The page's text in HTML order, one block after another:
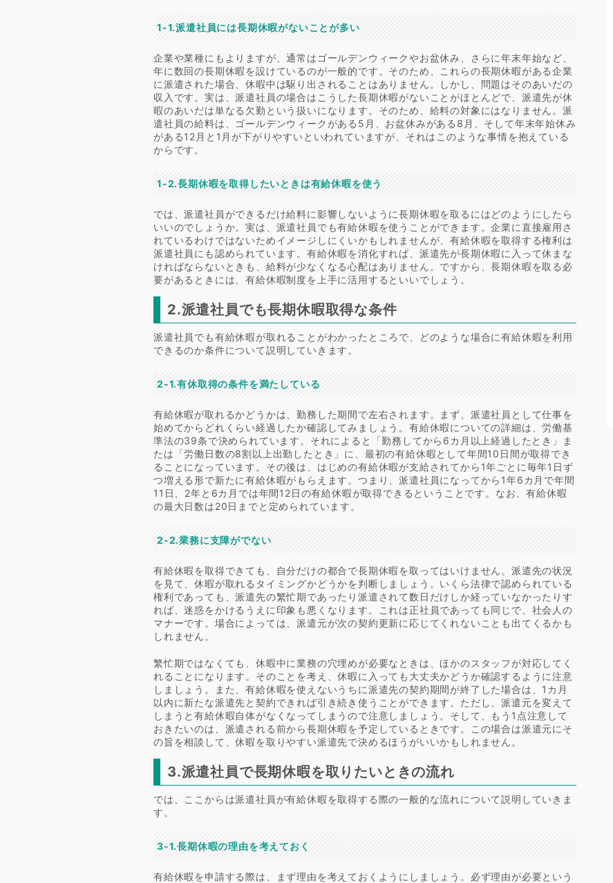
1-1.派遣社員には長期休暇がないことが多い
企業や業種にもよりますが、通常はゴールデンウィークやお盆休み、さらに年末年始など、
年に数回の長期休暇を設けているのが一般的です。そのため、これらの長期休暇がある企業
に派遣された場合、休暇中は駆り出されることはありません。しかし、問題はそのあいだの
収入です。実は、派遣社員の場合はこうした長期休暇がないことがほとんどで、派遣先が休
暇のあいだは単なる欠勤という扱いになります。そのため、給料の対象にはなりません。派
遣社員の給料は、ゴールデンウィークがある5月、お盆休みがある8月、そして年末年始休み
がある12月と1月が下がりやすいといわれていますが、それはこのような事情を抱えている
からです。
1-2.長期休暇を取得したいときは有給休暇を使う
では、派遣社員ができるだけ給料に影響しないように長期休暇を取るにはどのようにしたら
いいのでしょうか。実は、派遣社員でも有給休暇を使うことができます。企業に直接雇用さ
れているわけではないためイメージしにくいかもしれませんが、有給休暇を取得する権利は
派遣社員にも認められています。有給休暇を消化すれば、派遣先が長期休暇に入って休まな
ければならないときも、給料が少なくなる心配はありません。ですから、長期休暇を取る必
要があるときには、有給休暇制度を上手に活用するといいでしょう。
2.派遣社員でも長期休暇取得な条件
派遣社員でも有給休暇が取れることがわかったところで、どのような場合に有給休暇を利用
できるのか条件について説明していきます。
2-1.有休取得の条件を満たしている
有給休暇が取れるかどうかは、勤務した期間で左右されます。まず、派遣社員として仕事を
始めてからどれくらい経過したか確認してみましょう。有給休暇についての詳細は、労働基
準法の39条で決められています。それによると「勤務してから6カ月以上経過したとき」ま
たは「労働日数の8割以上出勤したとき」に、最初の有給休暇として年間10日間が取得でき
ることになっています。その後は、はじめの有給休暇が支給されてから1年ごとに毎年1日ず
つ増える形で新たに有給休暇がもらえます。つまり、派遣社員になってから1年6カ月で年間
11日、2年と6カ月では年間12日の有給休暇が取得できるということです。なお、有給休暇
の最大日数は20日までと定められています。
2-2.業務に支障がでない
有給休暇を取得できても、自分だけの都合で長期休暇を取ってはいけません。派遣先の状況
を見て、休暇が取れるタイミングかどうかを判断しましょう。いくら法律で認められている
権利であっても、派遣先の繁忙期であったり派遣されて数日だけしか経っていなかったりす
れば、迷惑をかけるうえに印象も悪くなります。これは正社員であっても同じで、社会人の
マナーです。場合によっては、派遣元が次の契約更新に応じてくれないことも出てくるかも
しれません。
繁忙期ではなくても、休暇中に業務の穴埋めが必要なときは、ほかのスタッフが対応してく
れることになります。そのことを考え、休暇に入っても大丈夫かどうか確認するように注意
しましょう。また、有給休暇を使えないうちに派遣先の契約期間が終了した場合は、1カ月
以内に新たな派遣先と契約できれば引き続き使うことができます。ただし、派遣元を変えて
しまうと有給休暇自体がなくなってしまうので注意しましょう。そして、もう1点注意して
おきたいのは、派遣される前から長期休暇を予定しているときです。この場合は派遣元にそ
の旨を相談して、休暇を取りやすい派遣先で決めるほうがいいかもしれません。
3.派遣社員で長期休暇を取りたいときの流れ
では、ここからは派遣社員が有給休暇を取得する際の一般的な流れについて説明していきま
す。
3-1.長期休暇の理由を考えておく
有給休暇を申請する際は、まず理由を考えておくようにしましょう。必ず理由が必要という